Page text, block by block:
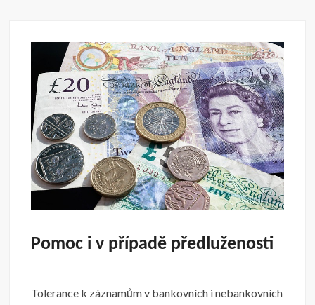
Pomoc i v případě předluženosti
Tolerance k záznamům v bankovních i nebankovních